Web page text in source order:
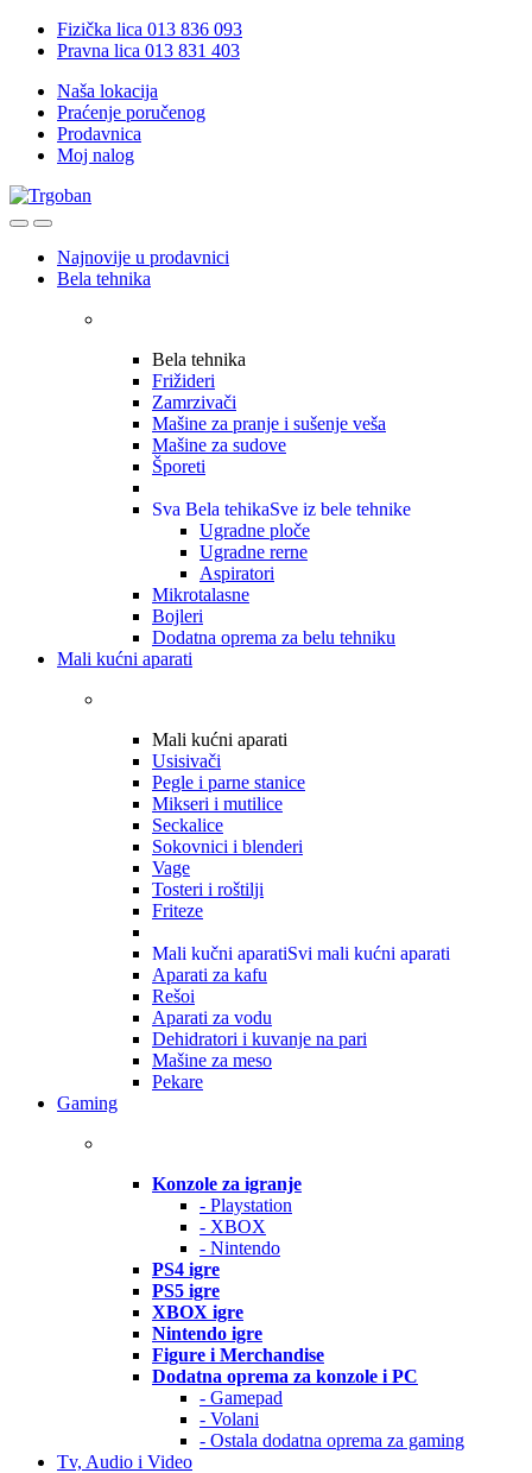
Skip
Skip
Fizička lica 013 836 093
Pravna lica 013 831 403
Naša lokacija
Praćenje poručenog
Prodavnica
Moj nalog
OpenClose
Najnovije u prodavnici
Bela tehnika
Bela tehnika
Frižideri
Zamrzivači
Mašine za pranje i sušenje veša
Mašine za sudove
Šporeti
Sva Bela tehikaSve iz bele tehnike
Ugradne ploče
Ugradne rerne
Aspiratori
Mikrotalasne
Bojleri
Dodatna oprema za belu tehniku
Mali kućni aparati
Mali kućni aparati
Usisivači
Pegle i parne stanice
Mikseri i mutilice
Seckalice
Sokovnici i blenderi
Vage
Tosteri i roštilji
Friteze
Mali kučni aparatiSvi mali kućni aparati
Aparati za kafu
Rešoi
Aparati za vodu
Dehidratori i kuvanje na pari
Mašine za meso
Pekare
Gaming
Konzole za igranje
- Playstation
- XBOX
- Nintendo
PS4 igre
PS5 igre
XBOX igre
Nintendo igre
Figure i Merchandise
Dodatna oprema za konzole i PC
- Gamepad
- Volani
- Ostala dodatna oprema za gaming
Tv, Audio i Video